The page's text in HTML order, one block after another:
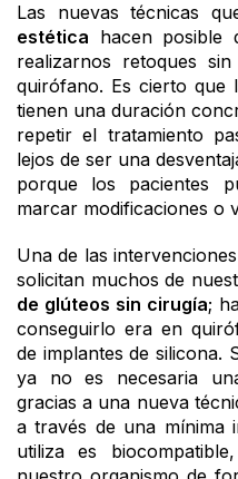
Las nuevas técnicas
estética hacen posible
realizarnos retoques
quirófano. Es cierto que
tienen una duración
repetir el tratamiento
lejos de ser una
porque los pacientes
marcar modificaciones o
Una de las
solicitan muchos de
de glúteos sin cirugía;
conseguirlo era en
de implantes de silicona.
ya no es necesaria
gracias a una nueva
a través de una mínima
utiliza es